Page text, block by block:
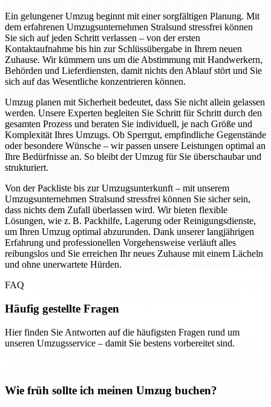
Ein gelungener Umzug beginnt mit einer sorgfältigen Planung. Mit
dem erfahrenen Umzugsunternehmen Stralsund stressfrei können
Sie sich auf jeden Schritt verlassen – von der ersten
Kontaktaufnahme bis hin zur Schlüssübergabe in Ihrem neuen
Zuhause. Wir kümmern uns um die Abstimmung mit Handwerkern,
Behörden und Lieferdiensten, damit nichts den Ablauf stört und Sie
sich auf das Wesentliche konzentrieren können.
Umzug planen mit Sicherheit bedeutet, dass Sie nicht allein gelassen
werden. Unsere Experten begleiten Sie Schritt für Schritt durch den
gesamten Prozess und beraten Sie individuell, je nach Größe und
Komplexität Ihres Umzugs. Ob Sperrgut, empfindliche Gegenstände
oder besondere Wünsche – wir passen unsere Leistungen optimal an
Ihre Bedürfnisse an. So bleibt der Umzug für Sie überschaubar und
strukturiert.
Von der Packliste bis zur Umzugsunterkunft – mit unserem
Umzugsunternehmen Stralsund stressfrei können Sie sicher sein,
dass nichts dem Zufall überlassen wird. Wir bieten flexible
Lösungen, wie z. B. Packhilfe, Lagerung oder Reinigungsdienste,
um Ihren Umzug optimal abzurunden. Dank unserer langjährigen
Erfahrung und professionellen Vorgehensweise verläuft alles
reibungslos und Sie erreichen Ihr neues Zuhause mit einem Lächeln
und ohne unerwartete Hürden.
FAQ
Häufig gestellte Fragen
Hier finden Sie Antworten auf die häufigsten Fragen rund um
unseren Umzugsservice – damit Sie bestens vorbereitet sind.
Wie früh sollte ich meinen Umzug buchen?